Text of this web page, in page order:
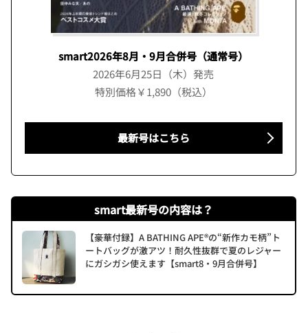
smart2026年8月・9月合併号（通常号）
2026年6月25日（木）発売
特別価格￥1,890（税込）
最新号はこちら
smart最新号の内容は？
【豪華付録】A BATHING APE®の“新作カモ柄”ト
ートバッグが激アツ！耐久性抜群で夏のレジャー
にガシガシ使えます【smart8・9月合併号】